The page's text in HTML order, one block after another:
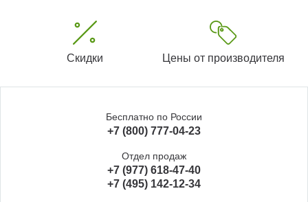
Скидки Цены от производителя
Бесплатно по России
+7 (800) 777-04-23
Отдел продаж
+7 (977) 618-47-40
+7 (495) 142-12-34